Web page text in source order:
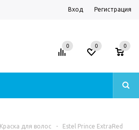
Вход Регистрация
0 0 0
Краска для волос -
Estel Prince ExtraRed